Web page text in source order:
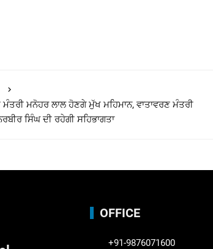
ਮੰਤਰੀ ਮਨੋਹਰ ਲਾਲ ਹੋਣਗੇ ਮੁੱਖ ਮਹਿਮਾਨ, ਵਾਤਾਵਰਣ ਮੰਤਰੀ
ਸਿੰਘ ਦੀ ਰਹੇਗੀ ਸਹਿਭਾਗਤਾ
OFFICE
+91-9876071600